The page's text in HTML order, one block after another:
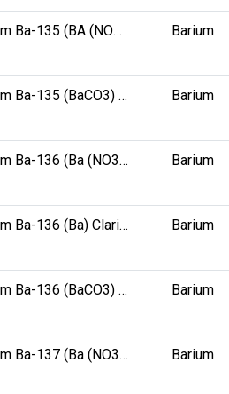
Barium Ba-135 (BA (NO3) 2) Clarity 790300 Barium
Barium Ba-135 (BaCO3) Clarity 933800 Barium
Barium Ba-136 (Ba (NO3) 2) Clarity 929000 Barium
Barium Ba-136 (Ba) Clarity 929000 Barium
Barium Ba-136 (BaCO3) Clarity 928300 Barium
Barium Ba-137 (Ba (NO3) 2) Clarity 895100 Barium